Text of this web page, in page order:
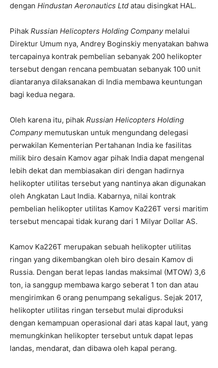
dengan Hindustan Aeronautics Ltd atau disingkat HAL.
Pihak Russian Helicopters Holding Companymelalui
Direktur Umum nya, Andrey Boginskiy menyatakan bahwa
tercapainya kontrak pembelian sebanyak 200 helikopter
tersebut dengan rencana pembuatan sebanyak 100 unit
diantaranya dilaksanakan di India membawa keuntungan
bagi kedua negara.
Oleh karena itu, pihak Russian Helicopters Holding
Companymemutuskan untuk mengundang delegasi
perwakilan Kementerian Pertahanan India ke fasilitas
milik biro desain Kamov agar pihak India dapat mengenal
lebih dekat dan membiasakan diri dengan hadirnya
helikopter utilitas tersebut yang nantinya akan digunakan
oleh Angkatan Laut India. Kabarnya, nilai kontrak
pembelian helikopter utilitas Kamov Ka226T versi maritim
tersebut mencapai tidak kurang dari 1 Milyar Dollar AS.
Kamov Ka226T merupakan sebuah helikopter utilitas
ringan yang dikembangkan oleh biro desain Kamov di
Russia. Dengan berat lepas landas maksimal (MTOW) 3,6
ton, ia sanggup membawa kargo seberat 1 ton dan atau
mengirimkan 6 orang penumpang sekaligus. Sejak 2017,
helikopter utilitas ringan tersebut mulai diproduksi
dengan kemampuan operasional dari atas kapal laut, yang
memungkinkan helikopter tersebut untuk dapat lepas
landas, mendarat, dan dibawa oleh kapal perang.